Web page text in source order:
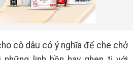
cô dâu có ý nghĩa để che chở